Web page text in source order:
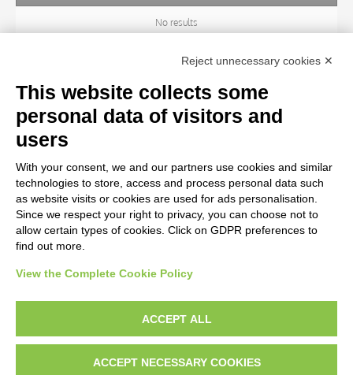
No results
TITLE
MATERIAL AND TECHNIQUE
CENTURY
diritto d’autore, legge 22 aprile 1941 n. 633. I diritti degli autori, degli artisti e
dei fotografi che hanno realizzato le opere e le immagini, degli enti e delle
istituzioni che ne sono proprietari, sono riservati. Si vieta quindi la
Reject unnecessary cookies ✕
This website collects some
personal data of visitors and
users
With your consent, we and our partners use cookies and similar
technologies to store, access and process personal data such
as website visits or cookies are used for ads personalisation.
Since we respect your right to privacy, you can choose not to
allow certain types of cookies. Click on GDPR preferences to
find out more.
View the Complete Cookie Policy
ACCEPT ALL
ACCEPT NECESSARY COOKIES